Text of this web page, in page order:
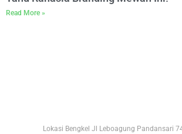
Read More »
Lokasi Bengkel Jl Leboagung Pandansari